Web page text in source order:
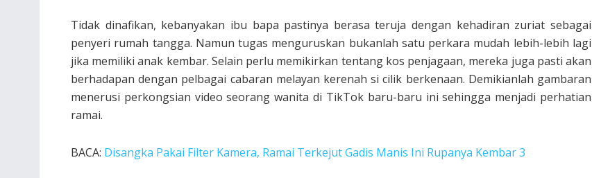
Tidak dinafikan, kebanyakan ibu bapa pastinya berasa teruja dengan kehadiran zuriat sebagai
penyeri rumah tangga. Namun tugas menguruskan bukanlah satu perkara mudah lebih-lebih lagi
jika memiliki anak kembar. Selain perlu memikirkan tentang kos penjagaan, mereka juga pasti akan
berhadapan dengan pelbagai cabaran melayan kerenah si cilik berkenaan. Demikianlah gambaran
menerusi perkongsian video seorang wanita di TikTok baru-baru ini sehingga menjadi perhatian
ramai.
BACA: Disangka Pakai Filter Kamera, Ramai Terkejut Gadis Manis Ini Rupanya Kembar 3